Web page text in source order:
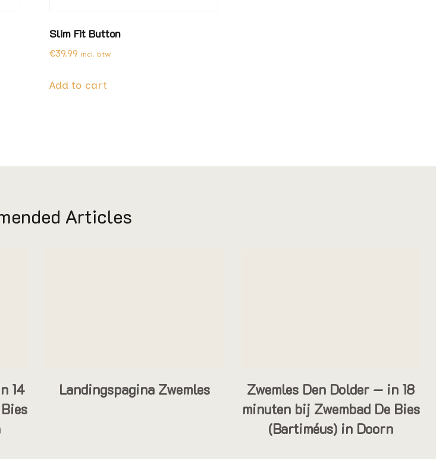
Slim Fit Button
€39.99 incl. btw
Add to cart
Articles
14
Landingspagina Zwemles
Zwemles Den Dolder — in 18
minuten bij Zwembad De Bies
(Bartiméus) in Doorn